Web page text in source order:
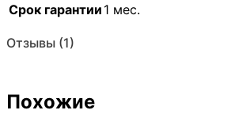
Срок гарантии 1 мес.
Отзывы (1)
Похожие